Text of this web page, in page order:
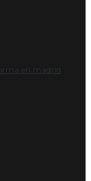
en madrid